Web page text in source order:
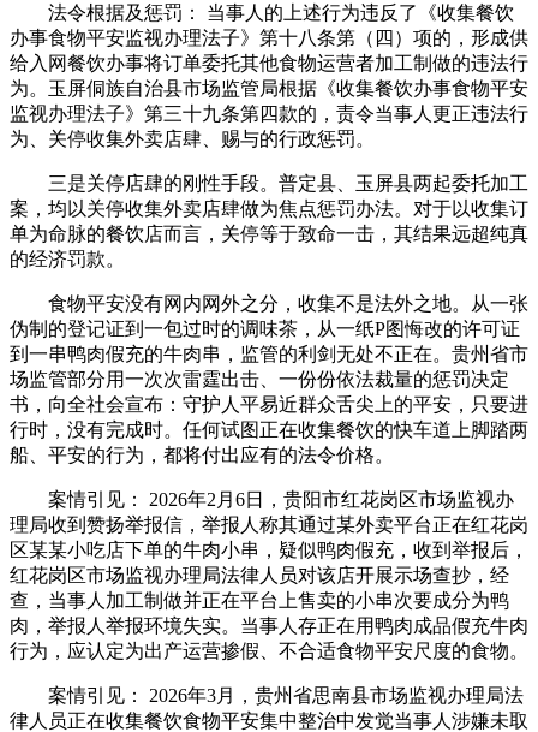
法令根据及惩罚： 当事人的上述行为违反了《收集餐饮
办事食物平安监视办理法子》第十八条第（四）项的，形成供
给入网餐饮办事将订单委托其他食物运营者加工制做的违法行
为。玉屏侗族自治县市场监管局根据《收集餐饮办事食物平安
监视办理法子》第三十九条第四款的，责令当事人更正违法行
为、关停收集外卖店肆、赐与的行政惩罚。
三是关停店肆的刚性手段。普定县、玉屏县两起委托加工
案，均以关停收集外卖店肆做为焦点惩罚办法。对于以收集订
单为命脉的餐饮店而言，关停等于致命一击，其结果远超纯真
的经济罚款。
食物平安没有网内网外之分，收集不是法外之地。从一张
伪制的登记证到一包过时的调味茶，从一纸P图悔改的许可证
到一串鸭肉假充的牛肉串，监管的利剑无处不正在。贵州省市
场监管部分用一次次雷霆出击、一份份依法裁量的惩罚决定
书，向全社会宣布：守护人平易近群众舌尖上的平安，只要进
行时，没有完成时。任何试图正在收集餐饮的快车道上脚踏两
船、平安的行为，都将付出应有的法令价格。
案情引见： 2026年2月6日，贵阳市红花岗区市场监视办
理局收到赞扬举报信，举报人称其通过某外卖平台正在红花岗
区某某小吃店下单的牛肉小串，疑似鸭肉假充，收到举报后，
红花岗区市场监视办理局法律人员对该店开展示场查抄，经
查，当事人加工制做并正在平台上售卖的小串次要成分为鸭
肉，举报人举报环境失实。当事人存正在用鸭肉成品假充牛肉
行为，应认定为出产运营掺假、不合适食物平安尺度的食物。
案情引见： 2026年3月，贵州省思南县市场监视办理局法
律人员正在收集餐饮食物平安集中整治中发觉当事人涉嫌未取